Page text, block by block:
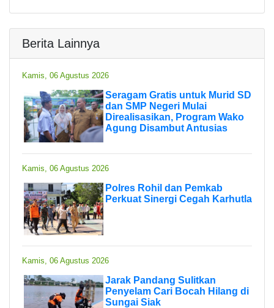
Berita Lainnya
Kamis, 06 Agustus 2026
Seragam Gratis untuk Murid SD
dan SMP Negeri Mulai
Direalisasikan, Program Wako
Agung Disambut Antusias
Kamis, 06 Agustus 2026
Polres Rohil dan Pemkab
Perkuat Sinergi Cegah Karhutla
Kamis, 06 Agustus 2026
Jarak Pandang Sulitkan
Penyelam Cari Bocah Hilang di
Sungai Siak